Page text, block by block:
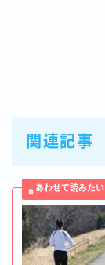
関連記事